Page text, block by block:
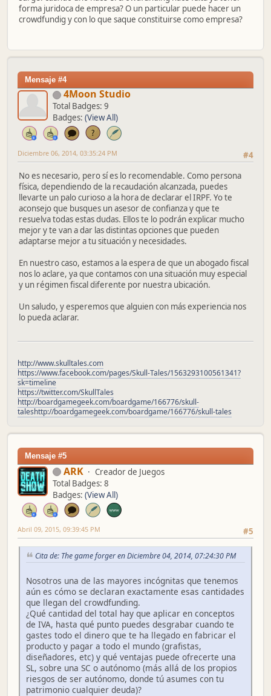
forma juridoca de empresa? O un particular puede hacer un
crowdfundig y con lo que saque constituirse como empresa?
Mensaje #4
4Moon Studio
Total Badges: 9
Badges: (View All)
#4
Diciembre 06, 2014, 03:35:24 PM
No es necesario, pero sí es lo recomendable. Como persona
física, dependiendo de la recaudación alcanzada, puedes
llevarte un palo curioso a la hora de declarar el IRPF. Yo te
aconsejo que busques un asesor de confianza y que te
resuelva todas estas dudas. Ellos te lo podrán explicar mucho
mejor y te van a dar las distintas opciones que pueden
adaptarse mejor a tu situación y necesidades.
En nuestro caso, estamos a la espera de que un abogado fiscal
nos lo aclare, ya que contamos con una situación muy especial
y un régimen fiscal diferente por nuestra ubicación.
Un saludo, y esperemos que alguien con más experiencia nos
lo pueda aclarar.
http://www.skulltales.com
https://www.facebook.com/pages/Skull-Tales/1563293100561341?
sk=timeline
https://twitter.com/SkullTales
http://boardgamegeek.com/boardgame/166776/skull-
taleshttp://boardgamegeek.com/boardgame/166776/skull-tales
Mensaje #5
ARK
Creador de Juegos
Total Badges: 8
Badges: (View All)
#5
Abril 09, 2015, 09:39:45 PM
Cita de: The game forger en Diciembre 04, 2014, 07:24:30 PM
Nosotros una de las mayores incógnitas que tenemos
aún es cómo se declaran exactamente esas cantidades
que llegan del crowdfunding.
¿Qué cantidad del total hay que aplicar en conceptos
de IVA, hasta qué punto puedes desgrabar cuando te
gastes todo el dinero que te ha llegado en fabricar el
producto y pagar a todo el mundo (grafistas,
diseñadores, etc) y qué ventajas puede ofrecerte una
SL, sobre una SC o autónomo (más allá de los propios
riesgos de ser autónomo, donde tú asumes con tu
patrimonio cualquier deuda)?